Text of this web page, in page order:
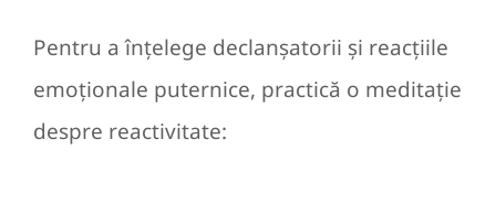
Pentru a înțelege declanșatorii și reacțiile
emoționale puternice, practică o meditație
despre reactivitate: